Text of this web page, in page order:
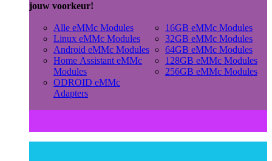
jouw voorkeur!
Alle eMMc Modules
Linux eMMc Modules
Android eMMc Modules
Home Assistant eMMc
Modules
ODROID eMMc
Adapters
16GB eMMc Modules
32GB eMMc Modules
64GB eMMc Modules
128GB eMMc Modules
256GB eMMc Modules